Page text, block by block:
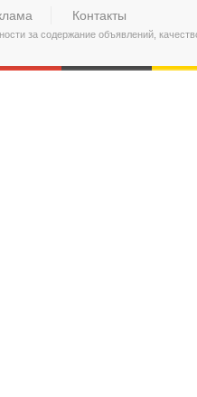
Контакты
за содержание объявлений,